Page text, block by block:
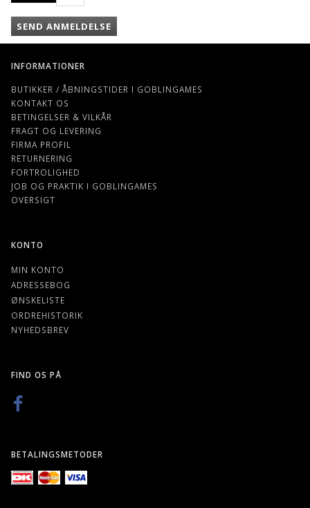
SEND ANMELDELSE
INFORMATIONER
BUTIKKER / ÅBNINGSTIDER I GOBLINGAMES
KONTAKT OS
BETINGELSER & VILKÅR
FRAGT OG LEVERING
FIRMA PROFIL
RETURNERING
FORTROLIGHED
JOB OG PRAKTIK I GOBLINGAMES
OVERSIGT
KONTO
MIN KONTO
ADRESSEBOG
ØNSKELISTE
ORDREHISTORIK
NYHEDSBREV
FIND OS PÅ
BETALINGSMETODER